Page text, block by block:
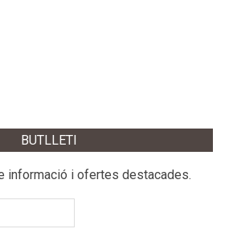
BUTLLETI
informació i ofertes destacades.